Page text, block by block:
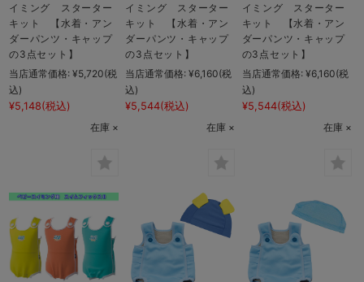
イミング スターター
キット 【水着・アン
ダーパンツ・キャップ
の3点セット】
当店通常価格: ¥5,720(税
込)
¥5,148(税込)
在庫 ×
イミング スターター
キット 【水着・アン
ダーパンツ・キャップ
の3点セット】
当店通常価格: ¥6,160(税
込)
¥5,544(税込)
在庫 ×
イミング スターター
キット 【水着・アン
ダーパンツ・キャップ
の3点セット】
当店通常価格: ¥6,160(税
込)
¥5,544(税込)
在庫 ×